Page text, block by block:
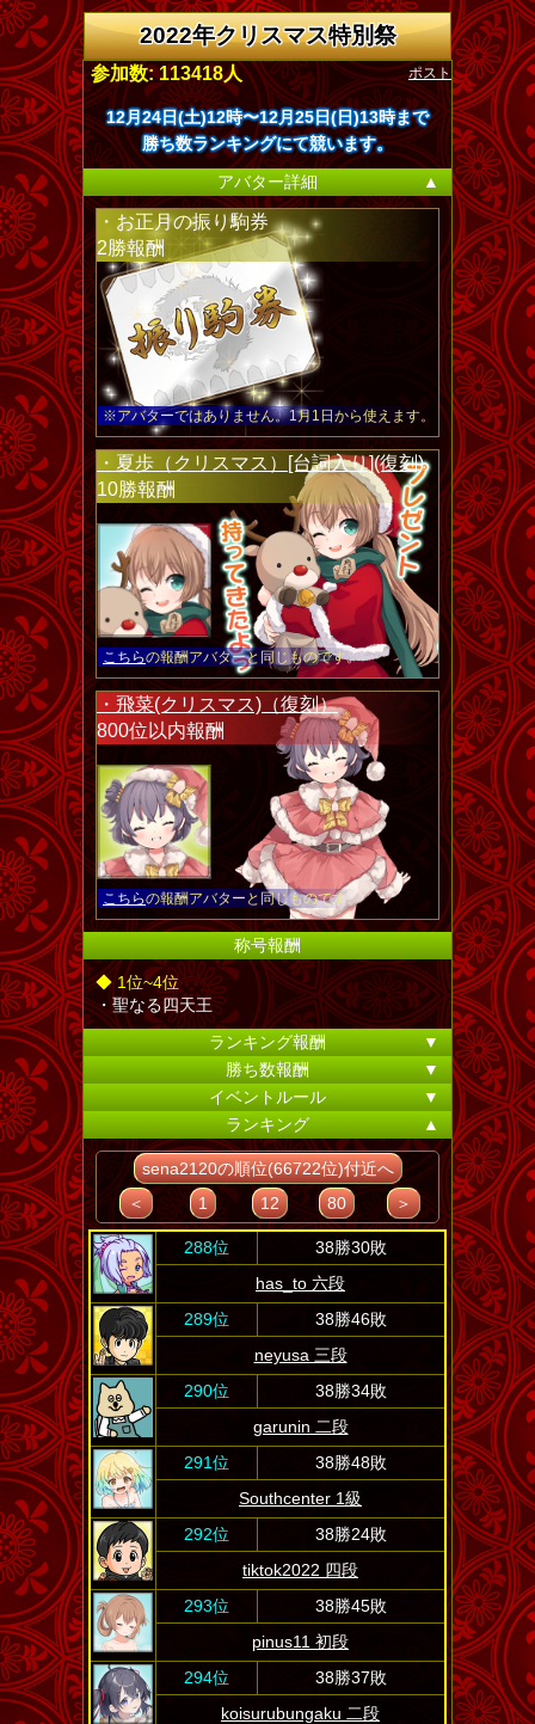
2022年クリスマス特別祭
ポスト
参加数: 113418人
12月24日(土)12時〜12月25日(日)13時まで
勝ち数ランキングにて競います。
アバター詳細
▲
・お正月の振り駒券
2勝報酬
※アバターではありません。1月1日から使えます。
・夏歩（クリスマス）[台詞入り](復刻)
10勝報酬
こちらの報酬アバターと同じものです。
・飛菜(クリスマス)（復刻）
800位以内報酬
こちらの報酬アバターと同じものです。
称号報酬
◆ 1位~4位
・聖なる四天王
ランキング報酬
▼
勝ち数報酬
▼
イベントルール
▼
ランキング
▲
sena2120の順位(66722位)付近へ
＜
1 12 80 ＞
288位
38勝30敗
has_to 六段
289位
38勝46敗
neyusa 三段
290位
38勝34敗
garunin 二段
291位
38勝48敗
Southcenter 1級
292位
38勝24敗
tiktok2022 四段
293位
38勝45敗
pinus11 初段
294位
38勝37敗
koisurubungaku 二段